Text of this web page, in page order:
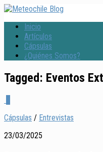
Inicio
Artículos
Cápsulas
¿Quiénes Somos?
Tagged: Eventos
Cápsulas / Entrevistas
23/03/2025